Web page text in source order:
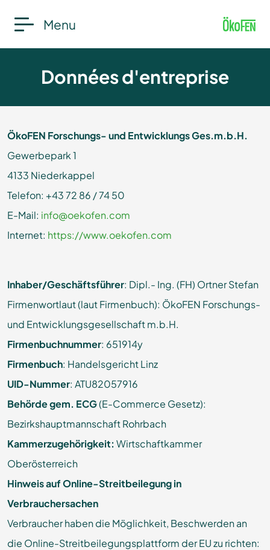
Menu
Données d'entreprise
ÖkoFEN Forschungs- und Entwicklungs Ges.m.b.H.
Gewerbepark 1
4133 Niederkappel
Telefon: +43 72 86 / 74 50
E-Mail: info@oekofen.com
Internet: https://www.oekofen.com
Inhaber/Geschäftsführer: Dipl.- Ing. (FH) Ortner Stefan
Firmenwortlaut (laut Firmenbuch): ÖkoFEN Forschungs-
und Entwicklungsgesellschaft m.b.H.
Firmenbuchnummer: 651914y
Firmenbuch: Handelsgericht Linz
UID-Nummer: ATU82057916
Behörde gem. ECG(E-Commerce Gesetz):
Bezirkshauptmannschaft Rohrbach
Kammerzugehörigkeit: Wirtschaftkammer
Oberösterreich
Hinweis auf Online-Streitbeilegung in
Verbrauchersachen
Verbraucher haben die Möglichkeit, Beschwerden an
die Online-Streitbeilegungsplattform der EU zu richten: